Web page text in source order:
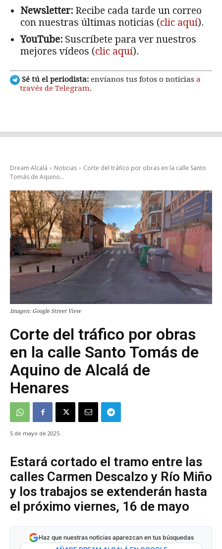
Newsletter: Recibe cada tarde un correo
con nuestras últimas noticias (clic aquí).
YouTube: Suscríbete para ver nuestros
mejores vídeos (clic aquí).
Sé tú el periodista: envíanos tus fotos o noticias a
través de Telegram.